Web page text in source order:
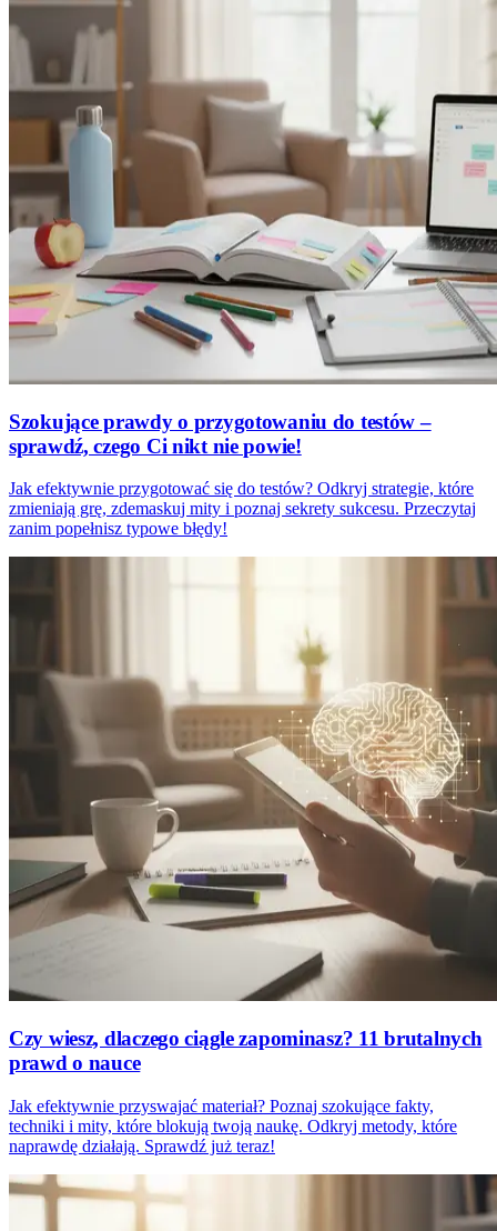
Szokujące prawdy o przygotowaniu do testów –
sprawdź, czego Ci nikt nie powie!
Jak efektywnie przygotować się do testów? Odkryj strategie, które
zmieniają grę, zdemaskuj mity i poznaj sekrety sukcesu. Przeczytaj
zanim popełnisz typowe błędy!
Czy wiesz, dlaczego ciągle zapominasz? 11 brutalnych
prawd o nauce
Jak efektywnie przyswajać materiał? Poznaj szokujące fakty,
techniki i mity, które blokują twoją naukę. Odkryj metody, które
naprawdę działają. Sprawdź już teraz!